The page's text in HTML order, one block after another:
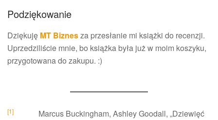
Podziękowanie
Dziękuję MT Biznesza przesłanie mi książki do recenzji.
Uprzedziliście mnie, bo książka była już w moim koszyku,
przygotowana do zakupu. :)
[1]
Marcus Buckingham, Ashley Goodall, „Dziewięć